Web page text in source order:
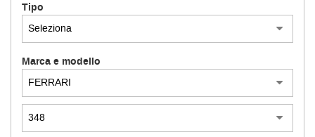
ACQUISTIAMO USATO
ASSISTENZA
CONTATTI
Tipo
Marca e modello